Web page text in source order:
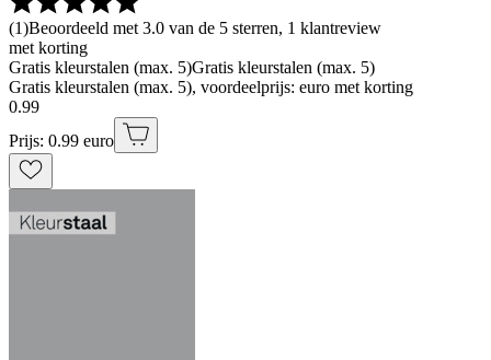
(1)Beoordeeld met 3.0 van de 5 sterren, 1 klantreview
met korting
Gratis kleurstalen (max. 5)Gratis kleurstalen (max. 5)
Gratis kleurstalen (max. 5), voordeelprijs: euro met korting
0.99
Prijs: 0.99 euro